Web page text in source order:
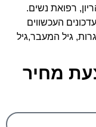
רפואת נשים.
העכשווים
גיל המעבר,גיל
מחיר